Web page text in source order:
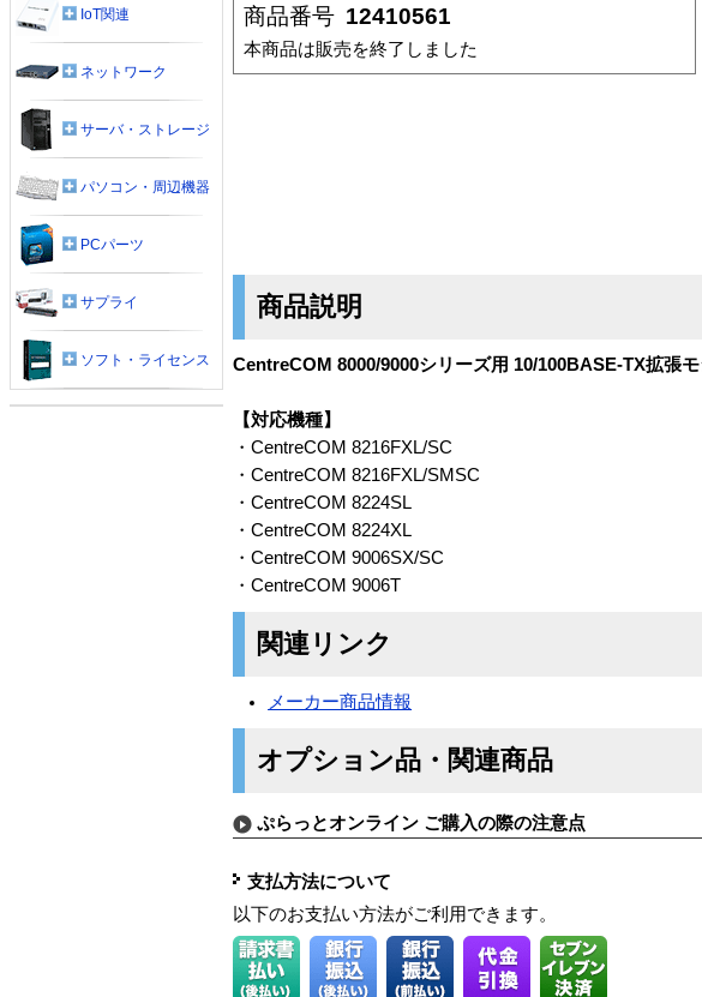
商品番号 12410561
本商品は販売を終了しました
商品説明
CentreCOM 8000/9000シリーズ用 10/100BASE-TX拡張
【対応機種】
・CentreCOM 8216FXL/SC
・CentreCOM 8216FXL/SMSC
・CentreCOM 8224SL
・CentreCOM 8224XL
・CentreCOM 9006SX/SC
・CentreCOM 9006T
関連リンク
メーカー商品情報
オプション品・関連商品
ぷらっとオンライン ご購入の際の注意点
支払方法について
以下のお支払い方法がご利用できます。
IoT関連
ネットワーク
サーバ・ストレージ
パソコン・周辺機器
PCパーツ
サプライ
ソフト・ライセンス